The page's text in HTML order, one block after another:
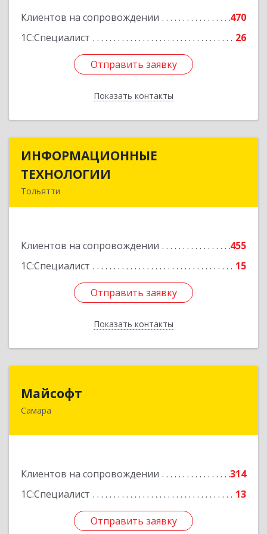
Клиентов на сопровождении
470
1С:Специалист
26
Отправить заявку
Показать контакты
Отправить заявку
Назад
ИНФОРМАЦИОННЫЕ
ТЕХНОЛОГИИ
Тольятти
Клиентов на сопровождении
455
1С:Специалист
15
Отправить заявку
Показать контакты
ИНФОРМАЦИОННЫЕ
Подробнее
Отправить заявку
Назад
Майсофт
Самара
Клиентов на сопровождении
314
1С:Специалист
13
Отправить заявку
443076, Самарская обл, Самара г, Партизанская
Отправить заявку